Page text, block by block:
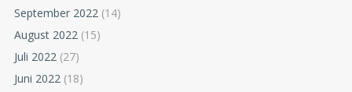
September 2022 (14)
August 2022 (15)
Juli 2022 (27)
Juni 2022 (18)